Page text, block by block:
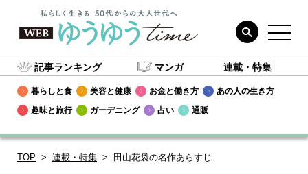
記事ランキング マンガ 連載・特集
暮らしと食 美容と健康 お金と働き方
あの人の生き方
趣味と旅行
ガーデニング 占い 通販
TOP 連載・特集 田山花袋の名作あらすじ